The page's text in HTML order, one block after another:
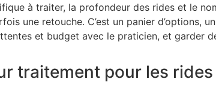
à traiter, la profondeur des rides et le
une retouche. C’est un panier d’options,
et budget avec le praticien, et garder
traitement pour les